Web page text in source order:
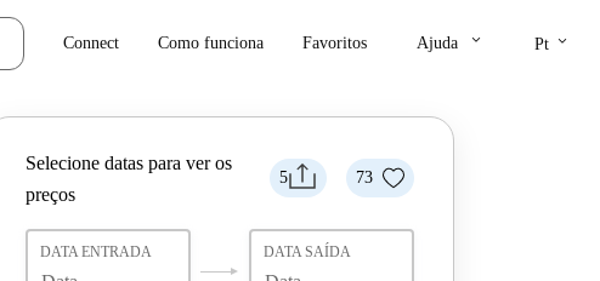
Connect Como funciona Favoritos Ajuda keyboard_arrow_down Pt keyboard_arrow_down
5 73
Selecione datas para ver os
preços
DATA ENTRADA DATA SAÍDA